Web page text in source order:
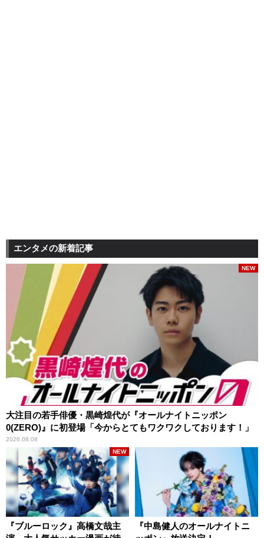
エンタメの新着記事
大注目の若手俳優・黒崎煌代が『オールナイトニッポン
0(ZERO)』に初登場「今からとてもワクワクしております！」
2026.08.08
NEW
『ブルーロック』高橋文哉主
NEW
『中島健人のオールナイトニ